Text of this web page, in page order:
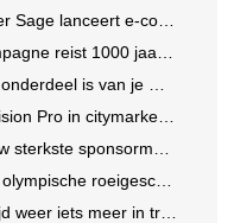
voor koffieliefhebbers
terug in de tijd naar 'Hemastein'
is van je merkstrategie
Pro in citymarketing
sponsormerk, PostNL daalt
tot leven voor WK Roeien
weer iets meer in trek